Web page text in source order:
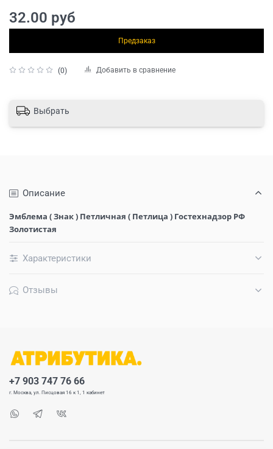
(0) Добавить в сравнение
32.00 руб
Предзаказ
Выбрать
Описание
Эмблема ( Знак ) Петличная ( Петлица ) Гостехнадзор РФ
Золотистая
Характеристики
Отзывы
+7 903 747 76 66
г. Москва, ул. Писцовая 16 к 1, 1 кабинет